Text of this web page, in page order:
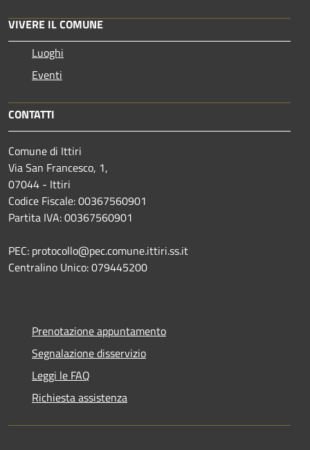
VIVERE IL COMUNE
Luoghi
Eventi
CONTATTI
Comune di Ittiri
Via San Francesco, 1,
07044 - Ittiri
Codice Fiscale: 00367560901
Partita IVA: 00367560901
PEC: protocollo@pec.comune.ittiri.ss.it
Centralino Unico: 079445200
Prenotazione appuntamento
Segnalazione disservizio
Leggi le FAQ
Richiesta assistenza